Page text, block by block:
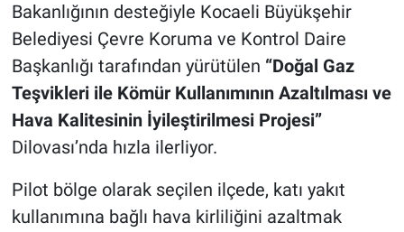
Bakanlığının desteğiyle Kocaeli Büyükşehir
Belediyesi Çevre Koruma ve Kontrol Daire
Başkanlığı tarafından yürütülen “Doğal Gaz
Teşvikleri ile Kömür Kullanımının Azaltılması ve
Hava Kalitesinin İyileştirilmesi Projesi”
Dilovası’nda hızla ilerliyor.
Pilot bölge olarak seçilen ilçede, katı yakıt
kullanımına bağlı hava kirliliğini azaltmak